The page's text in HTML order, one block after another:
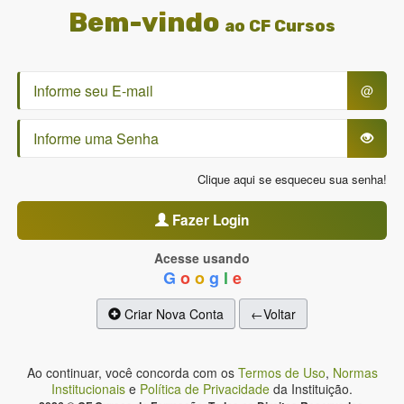
Bem-vindo ao CF Cursos
@
Clique aqui se esqueceu sua senha!
Fazer Login
Acesse usando
G o o g l e
Criar Nova Conta ←Voltar
Ao continuar, você concorda com os Termos de Uso, Normas
Institucionais e Política de Privacidade da Instituição.